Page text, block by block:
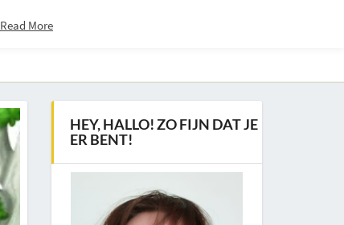
Downloadspagina – Voor Nieuwsbrief Abonnees
HEY, HALLO! ZO FIJN DAT JE
ER BENT!
Read More